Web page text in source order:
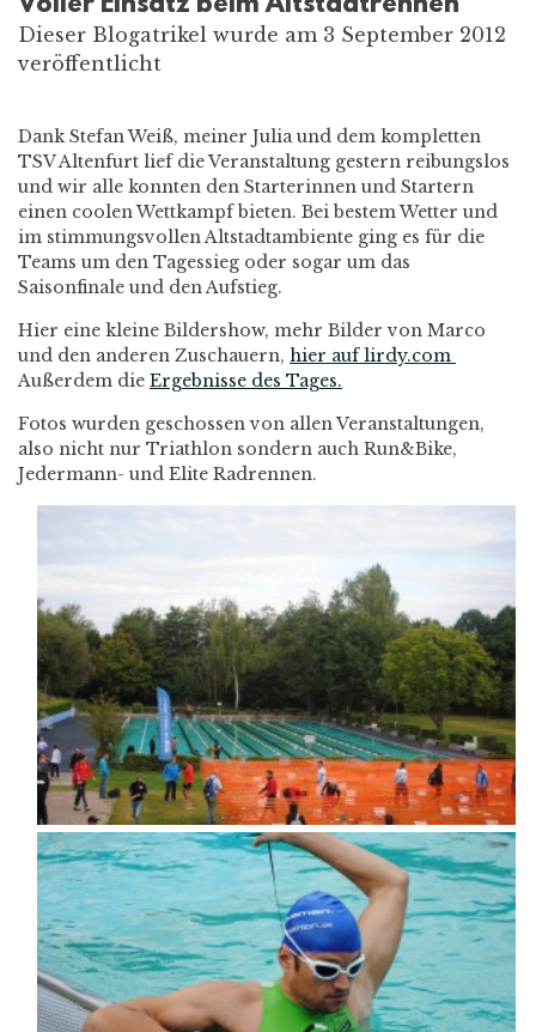
Dieser Blogatrikel wurde am 3 September 2012
veröffentlicht
Dank Stefan Weiß, meiner Julia und dem kompletten
TSV Altenfurt lief die Veranstaltung gestern reibungslos
und wir alle konnten den Starterinnen und Startern
einen coolen Wettkampf bieten. Bei bestem Wetter und
im stimmungsvollen Altstadtambiente ging es für die
Teams um den Tagessieg oder sogar um das
Saisonfinale und den Aufstieg.
Hier eine kleine Bildershow, mehr Bilder von Marco
und den anderen Zuschauern, hier auf lirdy.com
Außerdem die Ergebnisse des Tages.
Fotos wurden geschossen von allen Veranstaltungen,
also nicht nur Triathlon sondern auch Run&Bike,
Jedermann- und Elite Radrennen.